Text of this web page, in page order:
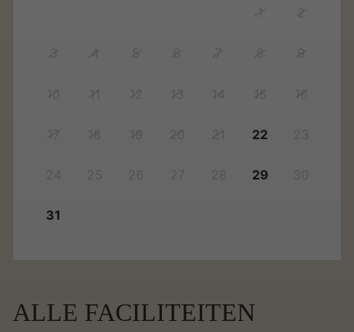
1 2
3 4 5 6 8 9
10 11 12 14 16
17 20 21 22
29
31
ALLE FACILITEITEN